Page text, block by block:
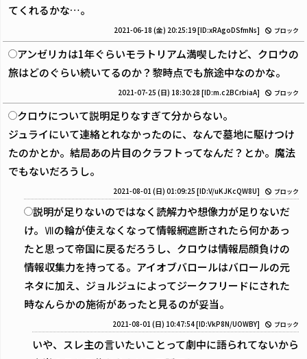
てくれるかな…。
2021-06-18 (金) 20:25:19[ID:xRAgoDSfmNs] ブロック
アンゼリカは1年ぐらいモラトリアム満喫したけど、クロウの
旅はどのぐらい続いてるのか？黎時点でも旅途中なのかな。
2021-07-25 (日) 18:30:28 [ID:m.c2BCrbiaA] ブロック
クロウについて説明足りなすぎて分からない。
ジュライにいて連絡とれなかったのに、なんで墓地に駆けつけ
たのかとか。結局あの片目のクラフトってなんだ？とか。魔法
でもないだろうし。
2021-08-01 (日) 01:09:25 [ID:V/uKJKcQW8U] ブロック
説明が足りないのではなく読解力や想像力が足りないだ
け。Ⅶの輪が使えなくなって情報網遮断されたら何かあっ
たと思って帝国に戻るだろうし、クロウは情報局顔負けの
情報収集力を持ってる。アイオブバロールはバロールの元
ネタに加え、ジョルジュによってジークフリードにされた
時なんらかの施術があったと見るのが妥当。
2021-08-01 (日) 10:47:54[ID:VkP8N/UOWBY] ブロック
いや、スレ主の言いたいことって劇中に語られてないから